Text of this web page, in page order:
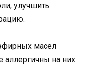
улучшить
масел
аллергичны на них